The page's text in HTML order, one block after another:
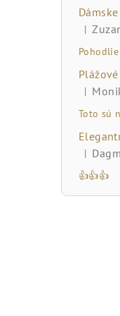
l
|
|
Toto sú
|
👍👍👍